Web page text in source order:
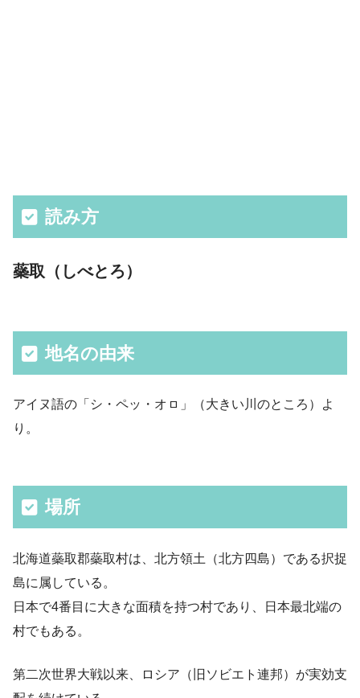
読み方
蘂取（しべとろ）
地名の由来
アイヌ語の「シ・ペッ・オㇿ」（大きい川のところ）よ
り。
場所
北海道蘂取郡蘂取村は、北方領土（北方四島）である択捉
島に属している。
日本で4番目に大きな面積を持つ村であり、日本最北端の
村でもある。
第二次世界大戦以来、ロシア（旧ソビエト連邦）が実効支